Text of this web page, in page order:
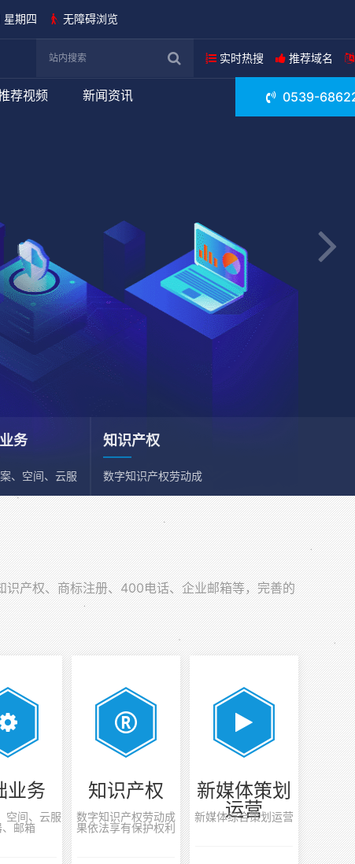
期四 无障碍浏览
实时热搜 推荐域名
荐视频 新闻资讯 0539-
务
、空间、云服
邮箱
知识产权
数字知识产权劳动成
果依法享有保护权利
产权、商标注册、400电话、企业邮箱等，完善的
业务
空间、云服
、邮箱
知识产权
数字知识产权劳动成
果依法享有保护权利
新媒体策划
运营
新媒体综合策划运营